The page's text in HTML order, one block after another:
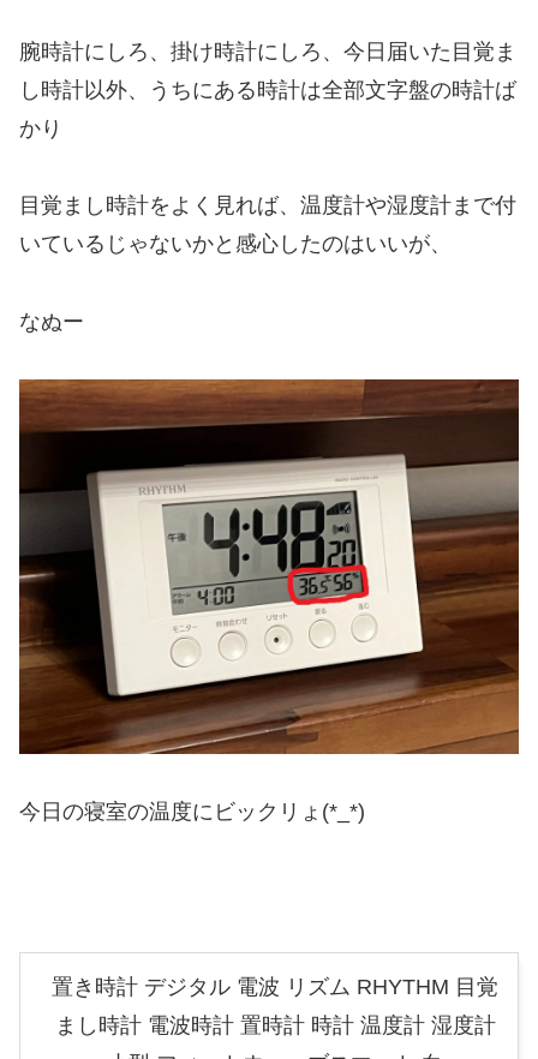
腕時計にしろ、掛け時計にしろ、今日届いた目覚ま
し時計以外、うちにある時計は全部文字盤の時計ば
かり
目覚まし時計をよく見れば、温度計や湿度計まで付
いているじゃないかと感心したのはいいが、
なぬー
今日の寝室の温度にビックリょ(*_*)
置き時計 デジタル 電波 リズム RHYTHM 目覚
まし時計 電波時計 置時計 時計 温度計 湿度計